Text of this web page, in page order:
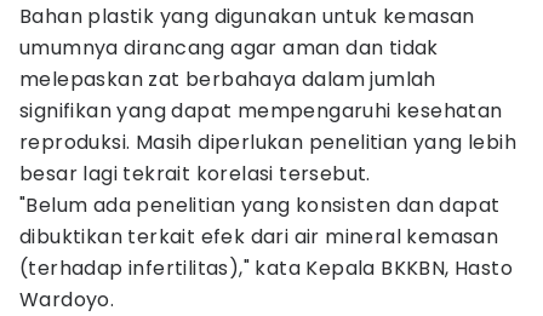
Bahan plastik yang digunakan untuk kemasan
umumnya dirancang agar aman dan tidak
melepaskan zat berbahaya dalam jumlah
signifikan yang dapat mempengaruhi kesehatan
reproduksi. Masih diperlukan penelitian yang lebih
besar lagi tekrait korelasi tersebut.
"Belum ada penelitian yang konsisten dan dapat
dibuktikan terkait efek dari air mineral kemasan
(terhadap infertilitas)," kata Kepala BKKBN, Hasto
Wardoyo.